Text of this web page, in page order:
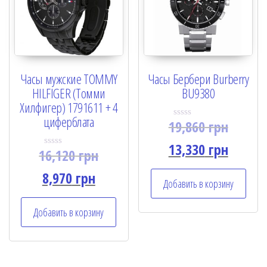
Часы мужские TOMMY
HILFIGER (Томми
Хилфигер) 1791611 + 4
циферблата
R
a
t
e
d
0
o
u
t
f
16,120грн
8,970грн
Добавить в корзину
Часы Бербери Burberry
BU9380
R
a
t
e
d
0
o
u
t
f
19,860грн
13,330грн
Добавить в корзину